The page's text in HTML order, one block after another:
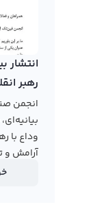
انتشار
رهبر
انجمن
وداع با
آرامش و